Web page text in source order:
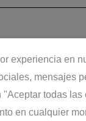
experiencia en
mensajes
todas las
en cualquier
de